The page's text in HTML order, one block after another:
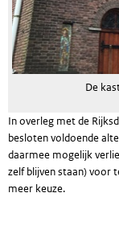
De
In overleg met de
besloten voldoende
daarmee mogelijk
zelf blijven staan) voor
meer keuze.